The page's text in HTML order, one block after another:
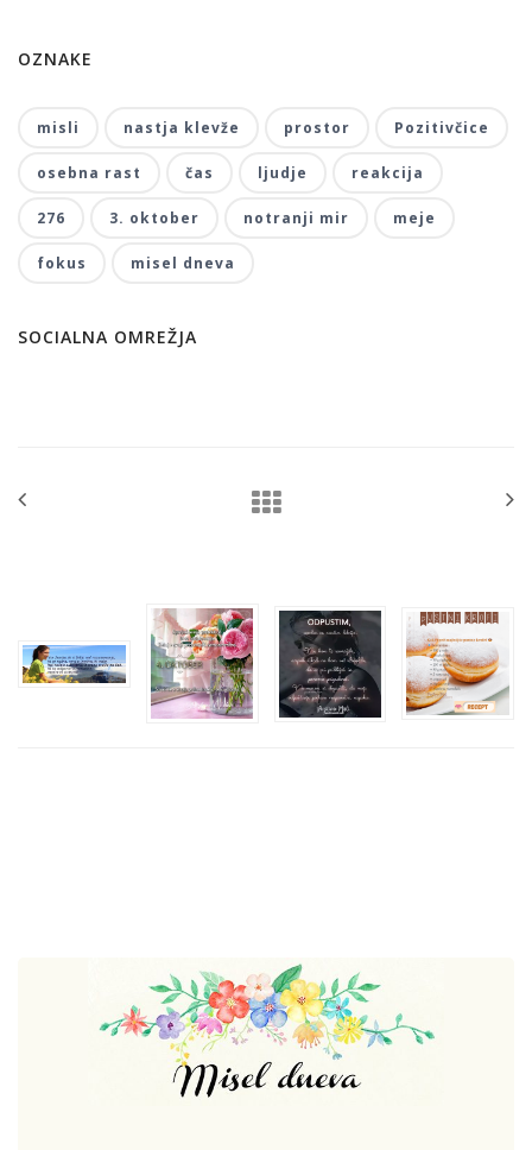
OZNAKE
misli nastja klevže prostor Pozitivčice
osebna rast čas ljudje reakcija
276 3. oktober notranji mir meje
fokus misel dneva
SOCIALNA OMREŽJA